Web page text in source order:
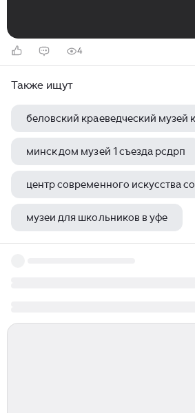
4
Также ищут
беловский краеведческий музей
минск дом музей 1 съезда рсдрп
центр современного искусства
музеи для школьников в уфе